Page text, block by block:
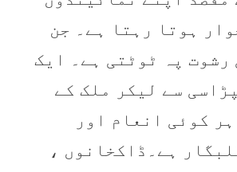
ہوتا رہتا ہے۔ جن
رشوت پہ ٹوٹتی ہے۔ ایک
سے لیکر ملک کے
کوئی انعام اور
ہے۔ڈاکخانوں ،